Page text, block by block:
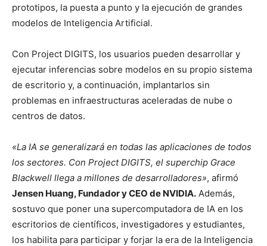
prototipos, la puesta a punto y la ejecución de grandes
modelos de Inteligencia Artificial.
Con Project DIGITS, los usuarios pueden desarrollar y
ejecutar inferencias sobre modelos en su propio sistema
de escritorio y, a continuación, implantarlos sin
problemas en infraestructuras aceleradas de nube o
centros de datos.
«La IA se generalizará en todas las aplicaciones de todos
los sectores. Con Project DIGITS, el superchip Grace
Blackwell llega a millones de desarrolladores», afirmó
Jensen Huang, Fundador y CEO de NVIDIA. Además,
sostuvo que poner una supercomputadora de IA en los
escritorios de científicos, investigadores y estudiantes,
los habilita para participar y forjar la era de la Inteligencia